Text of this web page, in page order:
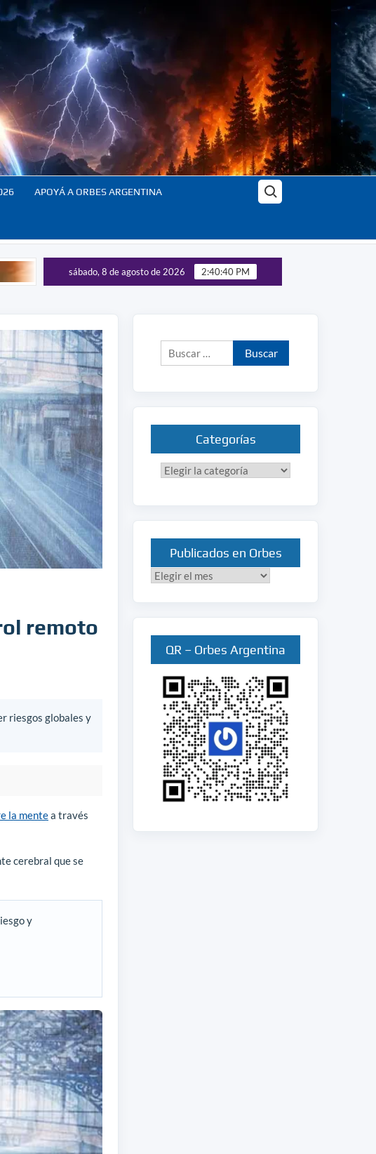
APOYÁ A ORBES ARGENTINA
Buscar:
sábado, 8 de agosto de 2026 2:40:42 PM
remoto
riesgos globales y
la mentea través
cerebral que se
y
Buscar:
Categorías
Categorías
Publicados en Orbes
Publicados
QR – Orbes Argentina